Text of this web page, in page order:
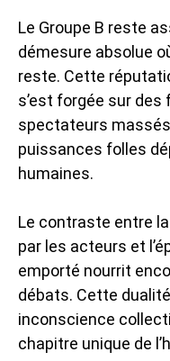
Le Groupe B reste
démesure absolue
reste. Cette
s’est forgée sur
spectateurs
puissances folles
humaines.
Le contraste entre
par les acteurs et
emporté nourrit
débats. Cette
inconscience
chapitre unique de